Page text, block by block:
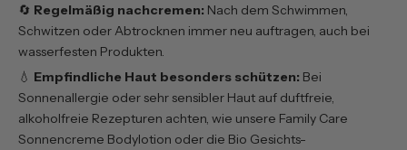
🔄 Regelmäßig nachcremen: Nach dem Schwimmen,
Schwitzen oder Abtrocknen immer neu auftragen, auch bei
wasserfesten Produkten.
💧 Empfindliche Haut besonders schützen: Bei
Sonnenallergie oder sehr sensibler Haut auf duftfreie,
alkoholfreie Rezepturen achten, wie unsere Family Care
Sonnencreme Bodylotion oder die Bio Gesichts-